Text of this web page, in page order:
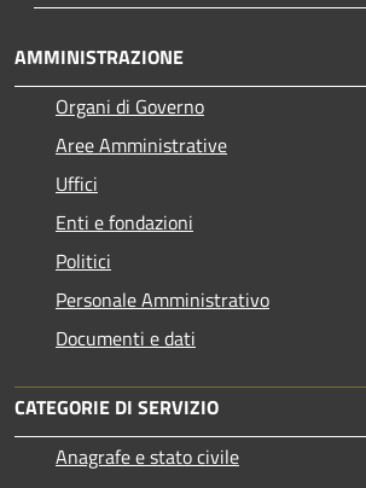
AMMINISTRAZIONE
Organi di Governo
Aree Amministrative
Uffici
Enti e fondazioni
Politici
Personale Amministrativo
Documenti e dati
CATEGORIE DI SERVIZIO
Anagrafe e stato civile